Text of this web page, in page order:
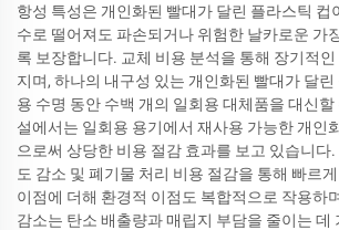
항성 특성은 개인화된 빨대가 달린 플라스틱 컵
수로 떨어져도 파손되거나 위험한 날카로운 가
록 보장합니다. 교체 비용 분석을 통해 장기적
지며, 하나의 내구성 있는 개인화된 빨대가 달
용 수명 동안 수백 개의 일회용 대체품을 대신할
설에서는 일회용 용기에서 재사용 가능한 개인
으로써 상당한 비용 절감 효과를 보고 있습니다
도 감소 및 폐기물 처리 비용 절감을 통해 빠르
이점에 더해 환경적 이점도 복합적으로 작용하
감소는 탄소 배출량과 매립지 부담을 줄이는 데